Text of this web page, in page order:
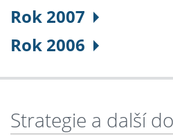
Rok 2007
Rok 2006
Strategie a další